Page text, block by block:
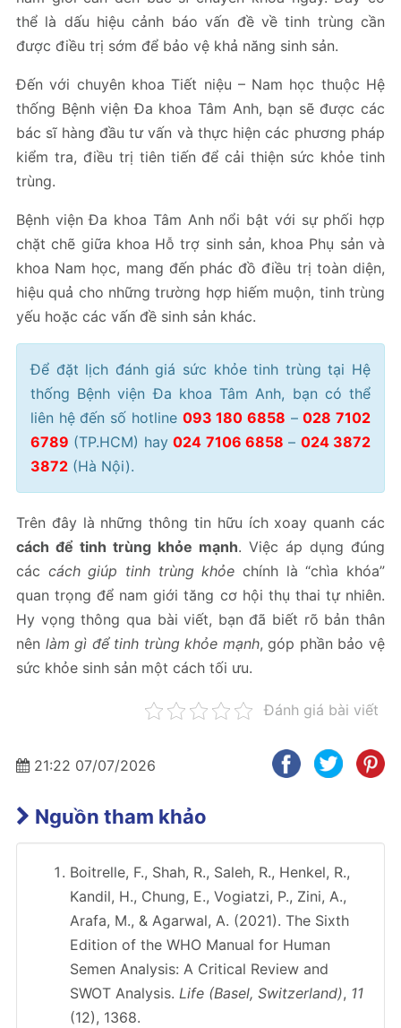
thể là dấu hiệu cảnh báo vấn đề về tinh trùng cần
được điều trị sớm để bảo vệ khả năng sinh sản.
Đến với chuyên khoa Tiết niệu – Nam học thuộc Hệ
thống Bệnh viện Đa khoa Tâm Anh, bạn sẽ được các
bác sĩ hàng đầu tư vấn và thực hiện các phương pháp
kiểm tra, điều trị tiên tiến để cải thiện sức khỏe tinh
trùng.
Bệnh viện Đa khoa Tâm Anh nổi bật với sự phối hợp
chặt chẽ giữa khoa Hỗ trợ sinh sản, khoa Phụ sản và
khoa Nam học, mang đến phác đồ điều trị toàn diện,
hiệu quả cho những trường hợp hiếm muộn, tinh trùng
yếu hoặc các vấn đề sinh sản khác.
Để đặt lịch đánh giá sức khỏe tinh trùng tại Hệ
thống Bệnh viện Đa khoa Tâm Anh, bạn có thể
liên hệ đến số hotline 093 180 6858 –028 7102
6789 (TP.HCM) hay024 7106 6858 – 024 3872
3872 (Hà Nội).
Trên đây là những thông tin hữu ích xoay quanh các
cách để tinh trùng khỏe mạnh. Việc áp dụng đúng
các cách giúp tinh trùng khỏe chính là “chìa khóa”
quan trọng để nam giới tăng cơ hội thụ thai tự nhiên.
Hy vọng thông qua bài viết, bạn đã biết rõ bản thân
nên làm gì để tinh trùng khỏe mạnh, góp phần bảo vệ
sức khỏe sinh sản một cách tối ưu.
Đánh giá bài viết
21:22 07/07/2026
Nguồn tham khảo
Boitrelle, F., Shah, R., Saleh, R., Henkel, R.,
Kandil, H., Chung, E., Vogiatzi, P., Zini, A.,
Arafa, M., & Agarwal, A. (2021). The Sixth
Edition of the WHO Manual for Human
Semen Analysis: A Critical Review and
SWOT Analysis. Life (Basel, Switzerland), 11
(12), 1368.